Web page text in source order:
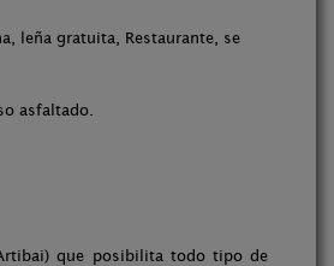
leña gratuita, Restaurante, se
asfaltado.
que posibilita todo tipo de